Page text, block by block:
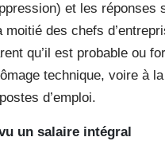
et les réponses
des chefs
qu’il est probable ou
technique, voire à la
d’emploi.
un salaire intégral